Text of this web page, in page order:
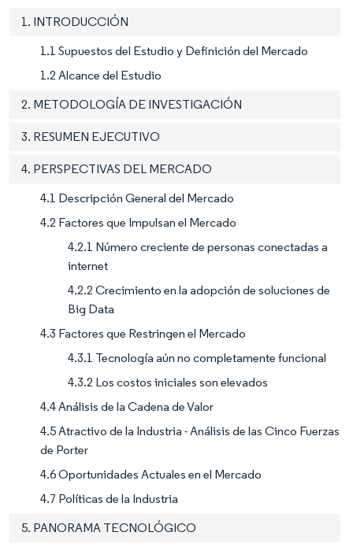
1. INTRODUCCIÓN
1.1 Supuestos del Estudio y Definición del Mercado
1.2 Alcance del Estudio
2. METODOLOGÍA DE INVESTIGACIÓN
3. RESUMEN EJECUTIVO
4. PERSPECTIVAS DEL MERCADO
4.1 Descripción General del Mercado
4.2 Factores que Impulsan el Mercado
4.2.1 Número creciente de personas conectadas a
internet
4.2.2 Crecimiento en la adopción de soluciones de
Big Data
4.3 Factores que Restringen el Mercado
4.3.1 Tecnología aún no completamente funcional
4.3.2 Los costos iniciales son elevados
4.4 Análisis de la Cadena de Valor
4.5 Atractivo de la Industria - Análisis de las Cinco Fuerzas
de Porter
4.6 Oportunidades Actuales en el Mercado
4.7 Políticas de la Industria
5. PANORAMA TECNOLÓGICO